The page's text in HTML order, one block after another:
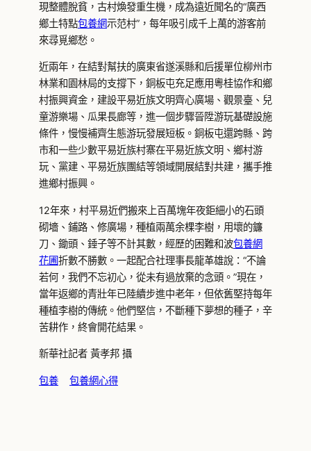
現整體脫貧，古村煥發重生機，成為遠近聞名的“廣西
鄉土特點包養網示范村”，每年吸引成千上萬的游客前
來尋覓鄉愁。
近兩年，在結對幫扶的廣東省遂溪縣和后援單位柳州市
林業和園林局的支撐下，銅板屯充足應用粵桂協作和鄉
村振興資金，建設平易近族文明齊心廣場、觀景臺、兒
童游樂場、瓜果長廊等，進一個步驟晉陞游玩基礎設施
條件，慢慢補齊生態游玩發展短板。銅板屯還跨縣、跨
市和一些少數平易近族村寨在平易近族文明、鄉村游
玩、黨建、平易近族團結等領域開展結對共建，攜手推
進鄉村振興。
12年來，村平易近們搬來上百萬塊年夜鉅細小的石頭
砌墻、鋪路、修廣場，種植兩萬余棵李樹，用壞的鐮
刀、鋤頭、錘子等不計其數，經歷的困難和波包養網
花圃折數不勝數。一起配合社理事長龍革雄說：“不論
若何，我們不忘初心，從未有過放棄的念頭。”現在，
當年返鄉的青壯年已陸續步進中老年，但依舊堅持每年
種植李樹的傳統。他們堅信，不斷種下夢想的種子，辛
苦耕作，終會開花結果。
新華社記者 黃孝邦 攝
包養 包養網心得